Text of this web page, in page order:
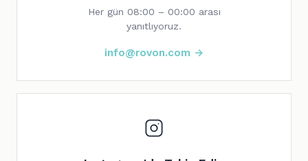
Her gün 08:00 – 00:00 arası
yanıtlıyoruz.
info@rovon.com →